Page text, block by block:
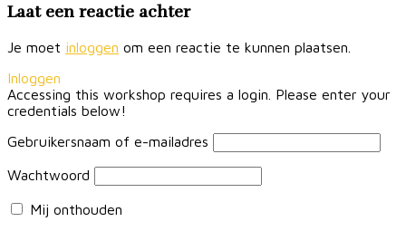
Laat een reactie achter
Je moet inloggen om een reactie te kunnen plaatsen.
Inloggen
Accessing this workshop requires a login. Please enter your
credentials below!
Gebruikersnaam of e-mailadres
Wachtwoord
Mij onthouden